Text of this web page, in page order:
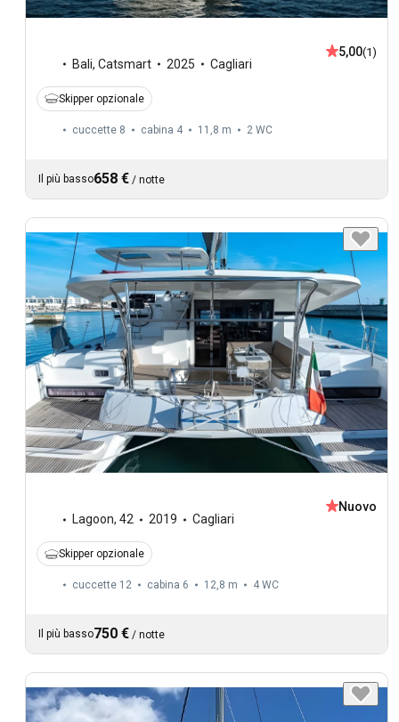
Bali, Catsmart 2025 Cagliari
5,00(1)
Skipper opzionale
cuccette 8 cabina 4 11,8 m 2 WC
Il più basso658 € / notte
Lagoon, 42 2019 Cagliari
Nuovo
Skipper opzionale
cuccette 12 cabina 6 12,8 m 4 WC
Il più basso750 € / notte